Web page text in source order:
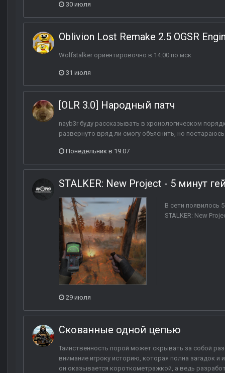
30 июля
Oblivion Lost Remake 2.5 OGSR
Wolfstalker ориентировочно в 14:00 по мск
31 июля
[OLR 3.0] Народный патч
nayb3r буду рассказывать в хронологическом
развернуто вряд ли смогу объяснить, но
Понедельник в 19:07
STALKER: New Project - 5 минут
В сети появилось
STALKER: New
29 июля
Скованные одной цепью
Таинственность порой может скрывать за собой
внимание игроку историю, которая полна загадок
он оказывается короткометражкой, а ведь